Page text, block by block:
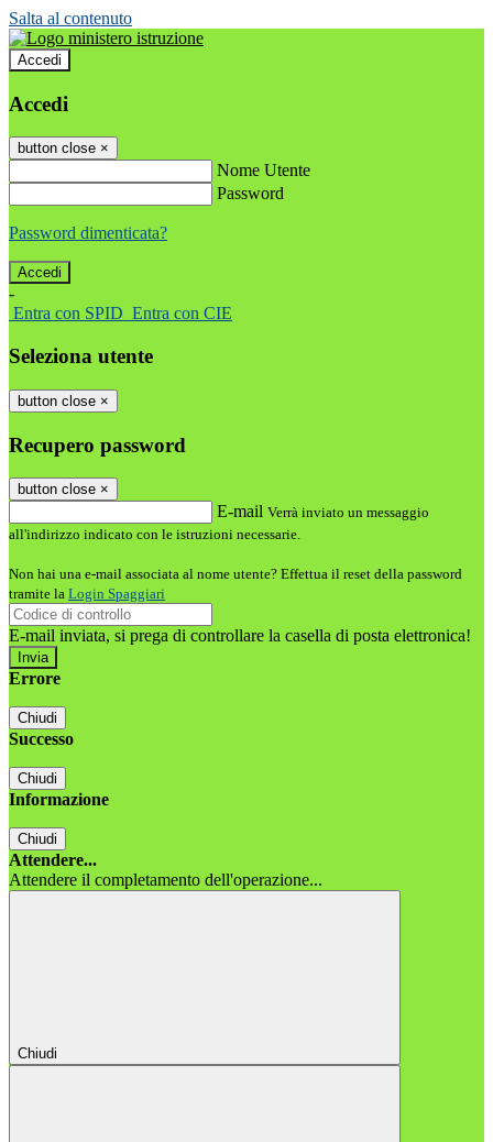
Salta al contenuto
Accedi
Accedi
button close ×
Nome Utente
Password
Password dimenticata?
-
Entra con SPID Entra con CIE
Seleziona utente
button close ×
Recupero password
button close ×
E-mail Verrà inviato un messaggio
all'indirizzo indicato con le istruzioni necessarie.
Non hai una e-mail associata al nome utente? Effettua il reset della password
tramite la Login Spaggiari
E-mail inviata, si prega di controllare la casella di posta elettronica!
Errore
Chiudi
Successo
Chiudi
Informazione
Chiudi
Attendere...
Attendere il completamento dell'operazione...
Chiudi